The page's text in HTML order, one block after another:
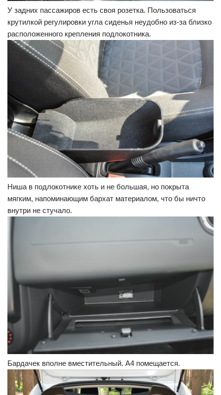
У задних пассажиров есть своя розетка. Пользоваться
крутилкой регулировки угла сиденья неудобно из-за близко
расположенного крепления подлокотника.
Ниша в подлокотнике хоть и не большая, но покрыта
мягким, напоминающим бархат материалом, что бы ничто
внутри не стучало.
Бардачек вполне вместительный. А4 помещается.